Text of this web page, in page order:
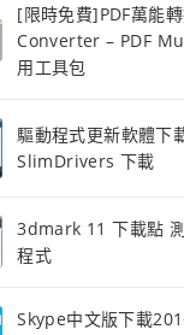
[限時免費]PDF萬能
Converter – PDF
用工具包
驅動程式更新軟體下
SlimDrivers 下載
3dmark 11 下載點
程式
Skype中文版下載